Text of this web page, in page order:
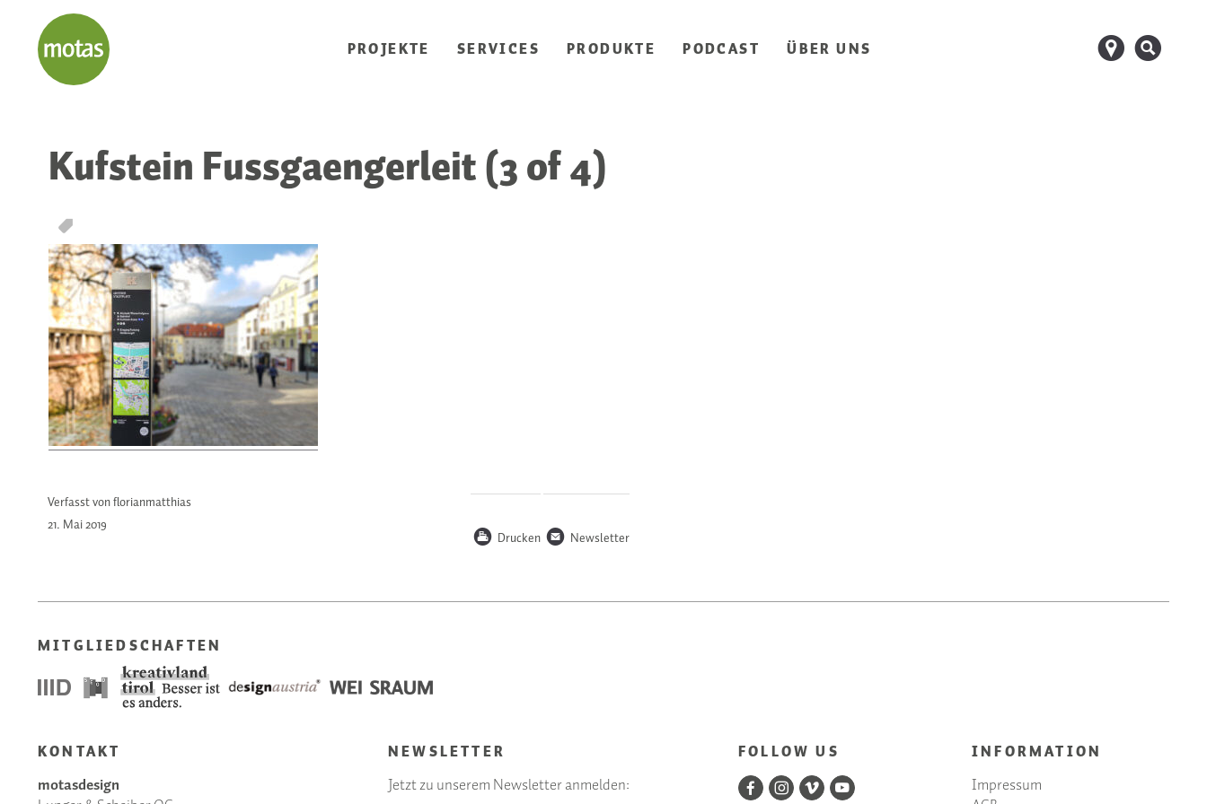
PROJEKTE SERVICES PRODUKTE PODCAST ÜBER UNS d s
Kufstein Fussgaengerleit (3 of 4)
T
Verfasst von florianmatthias
21. Mai2019 P Drucken n Newsletter
MITGLIEDSCHAFTEN
KONTAKT
motasdesign
NEWSLETTER
Jetzt zu unserem Newsletter anmelden:
FOLLOW US INFORMATION
Impressum